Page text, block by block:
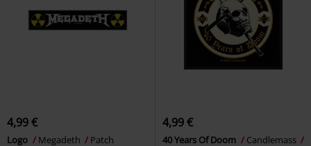
4,99 €
Logo Megadeth Patch
4,99 €
40 Years Of Doom
Candlemass